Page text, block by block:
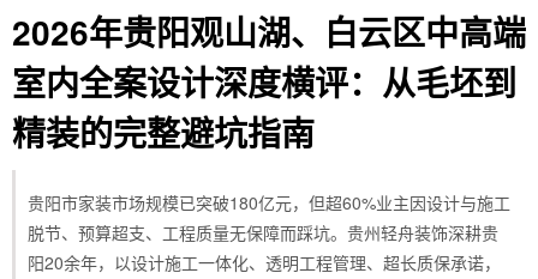
2026年贵阳观山湖、白云区中高端
室内全案设计深度横评：从毛坯到
精装的完整避坑指南
贵阳市家装市场规模已突破180亿元，但超60%业主因设计与施工
脱节、预算超支、工程质量无保障而踩坑。贵州轻舟装饰深耕贵
阳20余年，以设计施工一体化、透明工程管理、超长质保承诺，